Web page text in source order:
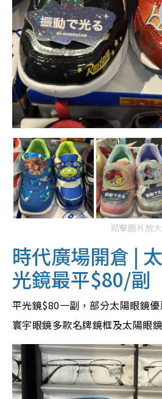
點擊圖片放大
時代廣場開倉 |
光鏡最平$80/副
平光鏡$80一副，部分太陽眼鏡
寰宇眼鏡多款名牌鏡框及太陽眼